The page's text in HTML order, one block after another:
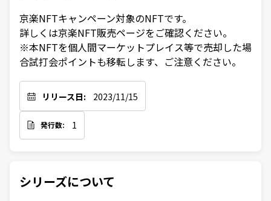
京楽NFTキャンペーン対象のNFTです。
詳しくは京楽NFT販売ページをご確認ください。
※本NFTを個人間マーケットプレイス等で売却した場
合試打会ポイントも移転します、ご注意ください。
リリース日: 2023/11/15
発行数: 1
シリーズについて